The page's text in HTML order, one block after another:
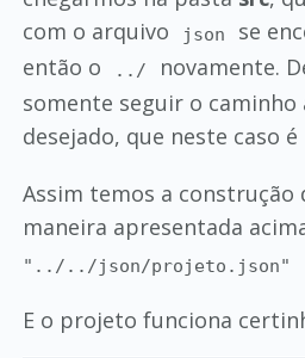
com o arquivo
json
se
então o
../
novamente.
somente seguir o caminho
desejado, que neste caso é
Assim temos a
maneira apresentada
"../../json/projeto.json"
E o projeto funciona